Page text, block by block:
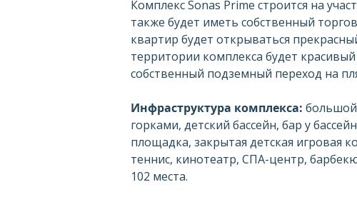
Комплекс Sonas Prime строится на
также будет иметь собственный
квартир будет открываться
территории комплекса будет
собственный подземный переход на
Инфраструктура комплекса: большой
горками, детский бассейн, бар у
площадка, закрытая детская игровая
теннис, кинотеатр, СПА-центр,
102 места.